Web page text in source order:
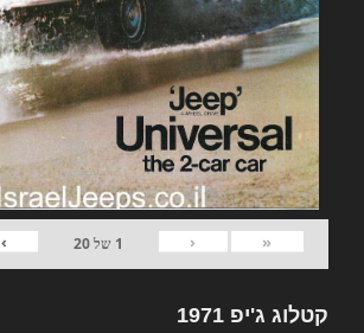
«
‹
1 של20
›
קטלוג ג'יפ 1971